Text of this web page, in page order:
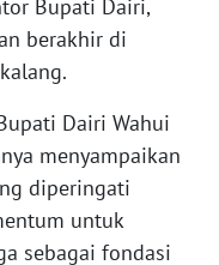
Bupati Dairi,
berakhir di
Dairi Wahui
menyampaikan
diperingati
untuk
sebagai fondasi